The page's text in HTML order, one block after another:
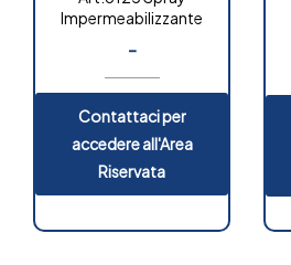
Impermeabilizzante
-
Contattaci per
accedere all'Area
Riservata